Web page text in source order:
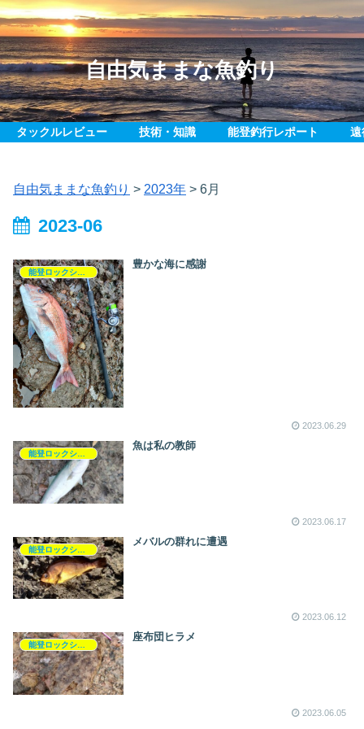
自由気ままな魚釣り
タックルレビュー 技術・知識 能登釣行レポート 遠
自由気ままな魚釣り > 2023年 > 6月
2023-06
豊かな海に感謝
2023.06.29
魚は私の教師
2023.06.17
メバルの群れに遭遇
2023.06.12
能登ロックショア釣行記
座布団ヒラメ
2023.06.05